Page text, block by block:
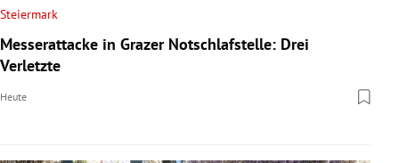
Untermenü
Untermenü
Steiermark
Messerattacke in Grazer Notschlafstelle: Drei
Verletzte
Heute